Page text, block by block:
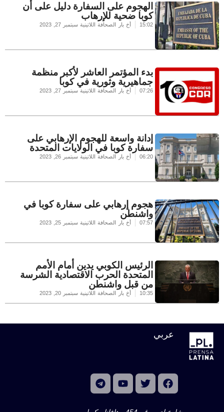
الهجوم على السفارة دليل على أن
كوبا ضحية للإرهاب
15:02 أخ بار الصحافة اللاتينية سبتمبر 27, 2023
بدء المؤتمر العاشر لأكبر منظمة
جماهيرية وثورية في كوبا
07:26 أخ بار الصحافة اللاتينية سبتمبر 27, 2023
إدانة واسعة للهجوم الإرهابي على
سفارة كوبا في الولايات المتحدة
06:20 أخ بار الصحافة اللاتينية سبتمبر 26, 2023
هجوم إرهابي على سفارة كوبا في
واشنطن
07:57 أخ بار الصحافة اللاتينية سبتمبر 25, 2023
الرئيس الكوبي يدين أمام الأمم
المتحدة الحرب الاقتصادية الشرسة
من قبل واشنطن
10:35 أخ بار الصحافة اللاتينية سبتمبر 20, 2023
عربي